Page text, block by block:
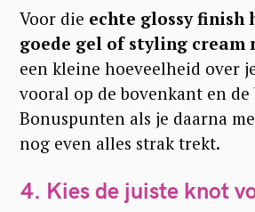
Voor die echte glossy finish
goede gel of styling cream
een kleine hoeveelheid over
vooral op de bovenkant en de
Bonuspunten als je daarna
nog even alles strak trekt.
4. Kies de juiste knot